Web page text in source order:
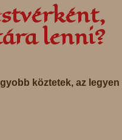
lenni?
köztetek, az